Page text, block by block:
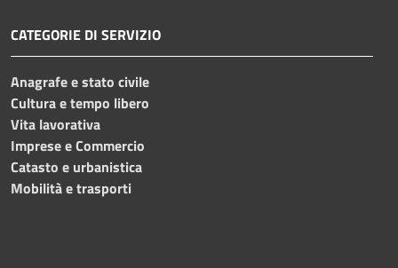
CATEGORIE DI SERVIZIO
Anagrafe e stato civile
Cultura e tempo libero
Vita lavorativa
Imprese e Commercio
Catasto e urbanistica
Mobilità e trasporti